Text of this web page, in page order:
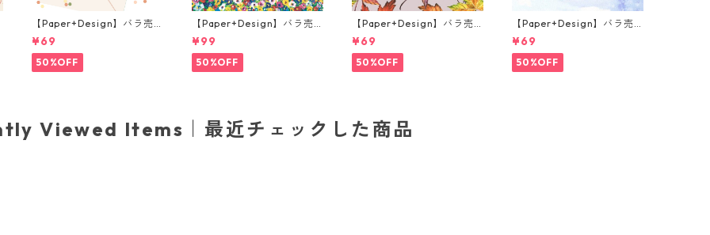
【Paper+Design】バラ売
り2枚 ランチサイズ ペーパ
ーナプキン Flower Messag
e ホワイト
¥69
50%OFF
【Paper+Design】バラ売
り2枚 ランチサイズ ペーパ
ーナプキン Portchie Art Re
ading in the Garden イエ
ロー
¥99
50%OFF
【Paper+Design】バラ売
り2枚 ランチサイズ ペーパ
ーナプキン Fall leaves グレ
ー
¥69
50%OFF
【Paper+Design】バラ売
り2枚 ランチサイズ ペーパ
ーナプキン Frosty friends
ブルー
¥69
50%OFF
Viewed Items｜最近チェックした商品